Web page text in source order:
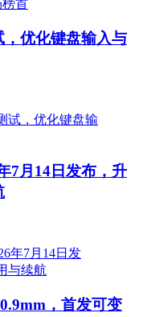
优化键盘输入与
7月14日发布，升
，首发可变